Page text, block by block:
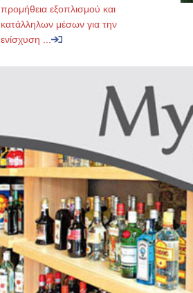
προμήθεια εξοπλισμού και
κατάλληλων μέσων για την
ενίσχυση ...